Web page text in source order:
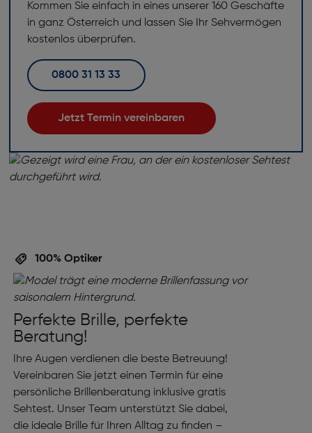
Kommen Sie einfach in eines unserer 160 Geschäfte
in ganz Österreich und lassen Sie Ihr Sehvermögen
kostenlos überprüfen.
0800 31 13 33
Jetzt Termin vereinbaren
100% Optiker
Perfekte Brille, perfekte
Beratung!
Ihre Augen verdienen die beste Betreuung!
Vereinbaren Sie jetzt einen Termin für eine
persönliche Brillenberatung inklusive gratis
Sehtest. Unser Team unterstützt Sie dabei,
die ideale Brille für Ihren Alltag zu finden –